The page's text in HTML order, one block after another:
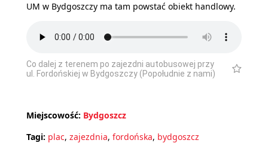
UM w Bydgoszczy ma tam powstać obiekt handlowy.
Co dalej z terenem po zajezdni autobusowej przy
ul. Fordońskiej w Bydgoszczy (Popołudnie z nami)
Miejscowość: Bydgoszcz
Tagi: plac, zajezdnia, fordońska, bydgoszcz